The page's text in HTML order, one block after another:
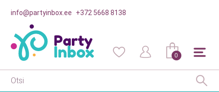
info@partyinbox.ee +372 5668 8138
0